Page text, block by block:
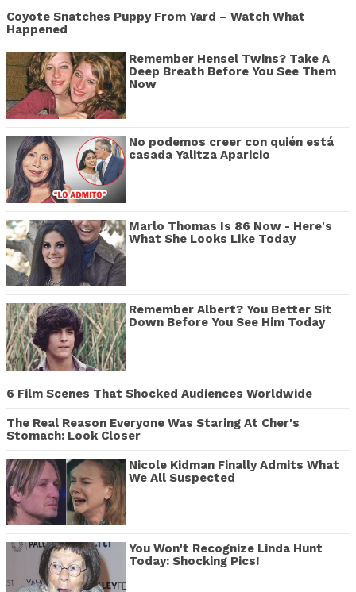
Coyote Snatches Puppy From Yard – Watch What
Happened
Remember Hensel Twins? Take A
Deep Breath Before You See Them
Now
No podemos creer con quién está
casada Yalitza Aparicio
Marlo Thomas Is 86 Now - Here's
What She Looks Like Today
Remember Albert? You Better Sit
Down Before You See Him Today
6 Film Scenes That Shocked Audiences Worldwide
The Real Reason Everyone Was Staring At Cher's
Stomach: Look Closer
Nicole Kidman Finally Admits What
We All Suspected
You Won't Recognize Linda Hunt
Today: Shocking Pics!